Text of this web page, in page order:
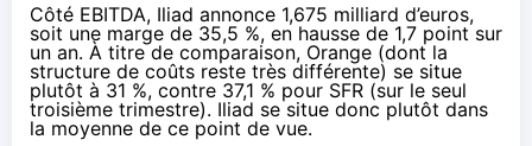
Côté EBITDA, Iliad annonce 1,675 milliard d’euros,
soit une marge de 35,5 %, en hausse de 1,7 point sur
un an. À titre de comparaison, Orange (dont la
structure de coûts reste très différente) se situe
plutôt à 31 %, contre 37,1 % pour SFR (sur le seul
troisième trimestre). Iliad se situe donc plutôt dans
la moyenne de ce point de vue.